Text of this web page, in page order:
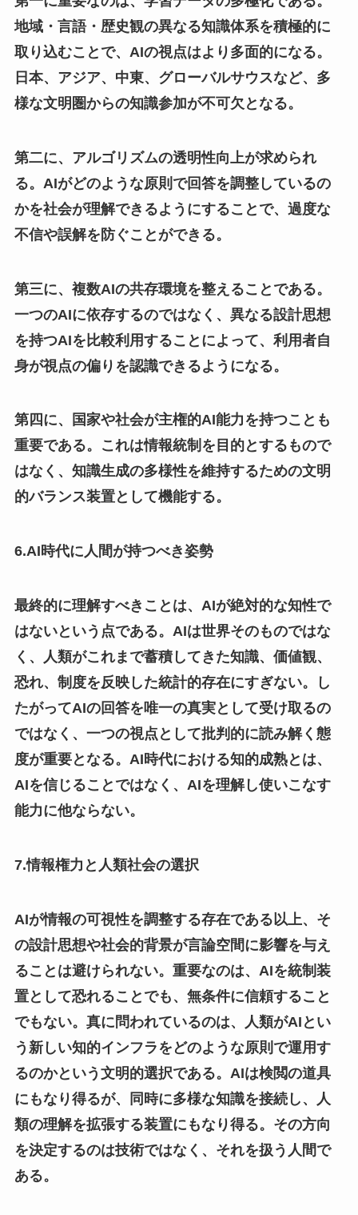
地域・言語・歴史観の異なる知識体系を積極的に
取り込むことで、AIの視点はより多面的になる。
日本、アジア、中東、グローバルサウスなど、多
様な文明圏からの知識参加が不可欠となる。
第二に、アルゴリズムの透明性向上が求められ
る。AIがどのような原則で回答を調整しているの
かを社会が理解できるようにすることで、過度な
不信や誤解を防ぐことができる。
第三に、複数AIの共存環境を整えることである。
一つのAIに依存するのではなく、異なる設計思想
を持つAIを比較利用することによって、利用者自
身が視点の偏りを認識できるようになる。
第四に、国家や社会が主権的AI能力を持つことも
重要である。これは情報統制を目的とするもので
はなく、知識生成の多様性を維持するための文明
的バランス装置として機能する。
6.AI時代に人間が持つべき姿勢
最終的に理解すべきことは、AIが絶対的な知性で
はないという点である。AIは世界そのものではな
く、人類がこれまで蓄積してきた知識、価値観、
恐れ、制度を反映した統計的存在にすぎない。し
たがってAIの回答を唯一の真実として受け取るの
ではなく、一つの視点として批判的に読み解く態
度が重要となる。AI時代における知的成熟とは、
AIを信じることではなく、AIを理解し使いこなす
能力に他ならない。
7.情報権力と人類社会の選択
AIが情報の可視性を調整する存在である以上、そ
の設計思想や社会的背景が言論空間に影響を与え
ることは避けられない。重要なのは、AIを統制装
置として恐れることでも、無条件に信頼すること
でもない。真に問われているのは、人類がAIとい
う新しい知的インフラをどのような原則で運用す
るのかという文明的選択である。AIは検閲の道具
にもなり得るが、同時に多様な知識を接続し、人
類の理解を拡張する装置にもなり得る。その方向
を決定するのは技術ではなく、それを扱う人間で
ある。